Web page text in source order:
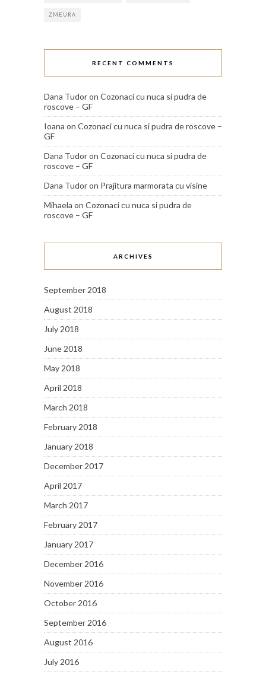
ZMEURA
RECENT COMMENTS
Dana Tudoron Cozonaci cu nuca si pudra de
roscove – GF
Ioana on Cozonaci cu nuca si pudra de roscove –
GF
Dana Tudoron Cozonaci cu nuca si pudra de
roscove – GF
Dana Tudoron Prajitura marmorata cu visine
Mihaela on Cozonaci cu nuca si pudra de
roscove – GF
ARCHIVES
September 2018
August 2018
July 2018
June 2018
May 2018
April 2018
March 2018
February 2018
January 2018
December 2017
April 2017
March 2017
February 2017
January 2017
December 2016
November 2016
October 2016
September 2016
August 2016
July 2016